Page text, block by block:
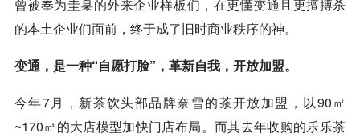
曾被奉为圭臬的外来企业样板们，在更懂变通且更擅搏杀
的本土企业们面前，终于成了旧时商业秩序的神。
变通，是一种“自愿打脸”，革新自我，开放加盟。
今年7月，新茶饮头部品牌奈雪的茶开放加盟，以90㎡
~170㎡的大店模型加快门店布局。而其去年收购的乐乐茶